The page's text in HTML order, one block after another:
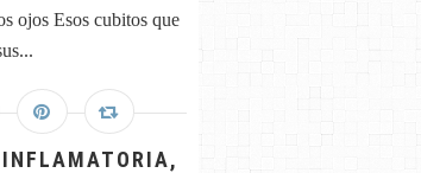
ojos Esos cubitos que